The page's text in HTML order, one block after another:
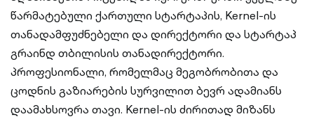
წარმატებული ქართული სტარტაპის, Kernel-ის
თანადამფუძნებელი და დირექტორი და სტარტაპ
გრაინდ თბილისის თანადირექტორი.
პროფესიონალი, რომელმაც მეგობრობითა და
ცოდნის გაზიარების სურვილით ბევრ ადამიანს
დაამახსოვრა თავი. Kernel-ის ძირითად მიზანს